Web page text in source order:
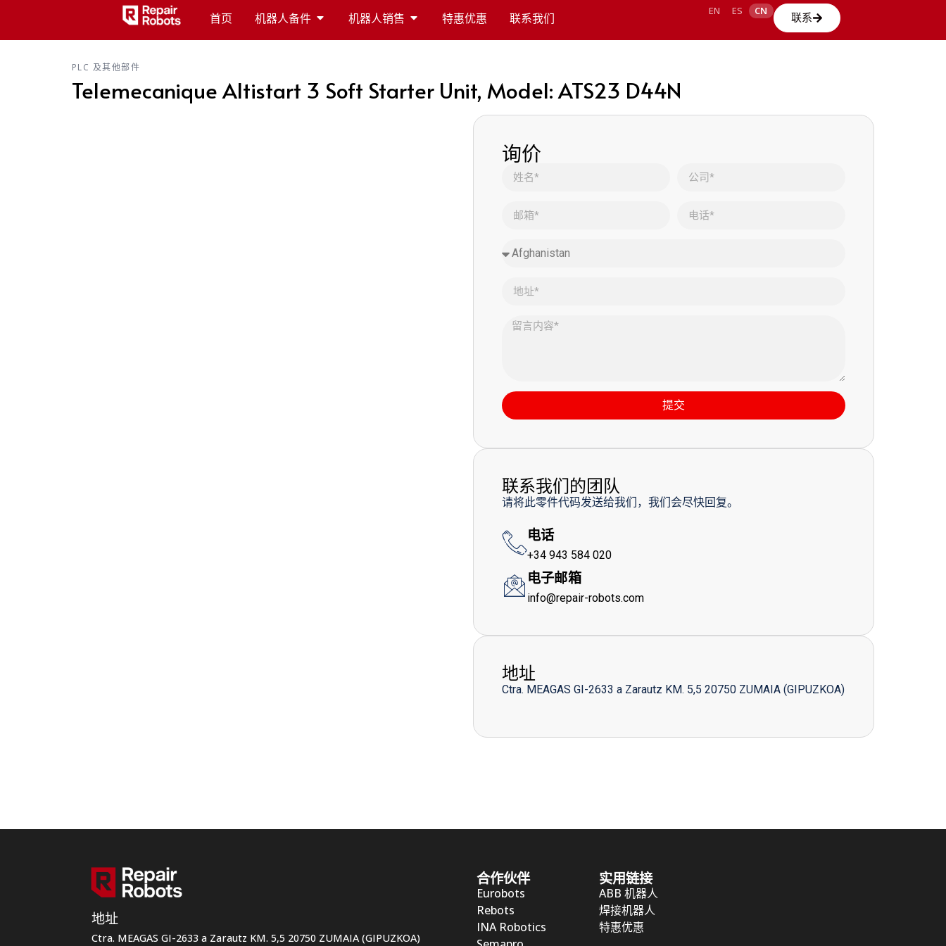
首页 机器人备件 机器人销售 特惠优惠 联系我们 EN ES CN
联系
PLC 及其他部件
Telemecanique Altistart 3 Soft Starter Unit, Model: ATS23 D44N
询价
提交
联系我们的团队
请将此零件代码发送给我们，我们会尽快回复。
电话
+34 943 584 020
电子邮箱
info@repair-robots.com
地址
Ctra. MEAGAS GI-2633 a Zarautz KM. 5,5 20750 ZUMAIA (GIPUZKOA)
地址
Ctra. MEAGAS GI-2633 a Zarautz KM. 5,5 20750 ZUMAIA (GIPUZKOA)
合作伙伴
Eurobots
Rebots
INA Robotics
实用链接
ABB 机器人
焊接机器人
特惠优惠